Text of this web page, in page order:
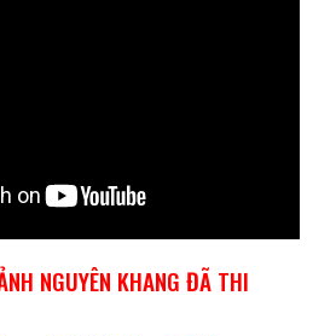
NGUYÊN KHANG ĐÃ THI